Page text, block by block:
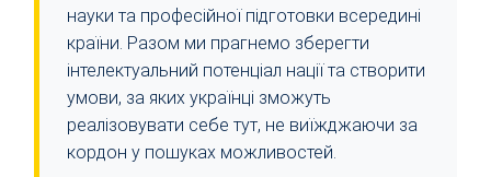
науки та професійної підготовки всередині
країни. Разом ми прагнемо зберегти
інтелектуальний потенціал нації та створити
умови, за яких українці зможуть
реалізовувати себе тут, не виїжджаючи за
кордон у пошуках можливостей.